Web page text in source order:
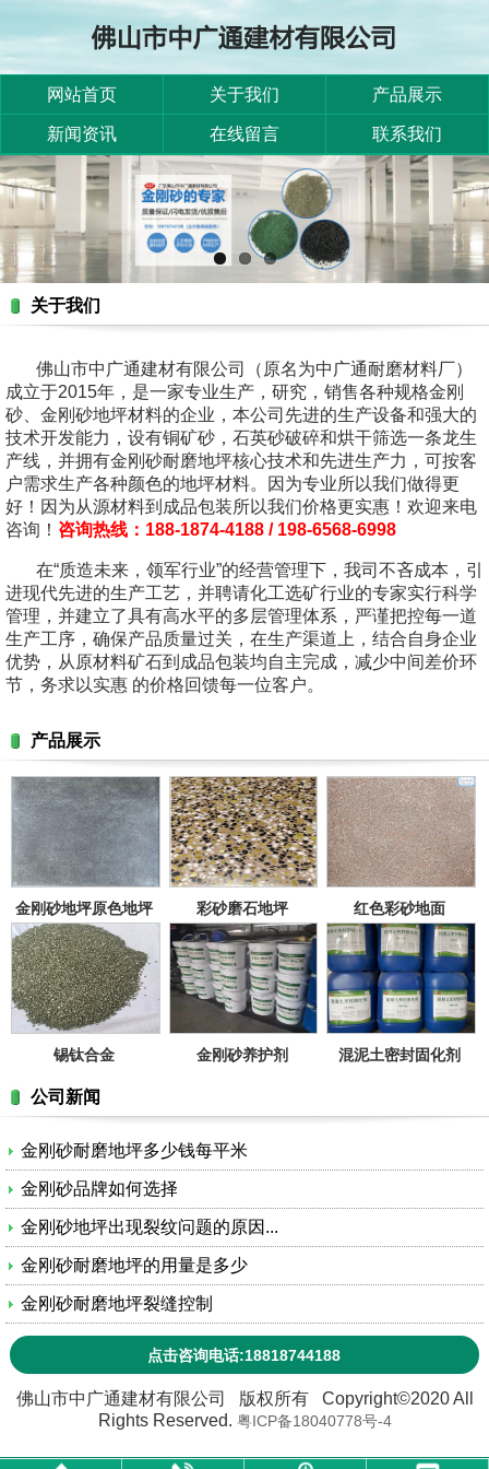
网站首页 关于我们 产品展示
新闻资讯 在线留言 联系我们
关于我们
佛山市中广通建材有限公司（原名为中广通耐磨材料厂）
成立于2015年，是一家专业生产，研究，销售各种规格金刚
砂、金刚砂地坪材料的企业，本公司先进的生产设备和强大的
技术开发能力，设有铜矿砂，石英砂破碎和烘干筛选一条龙生
产线，并拥有金刚砂耐磨地坪核心技术和先进生产力，可按客
户需求生产各种颜色的地坪材料。因为专业所以我们做得更
好！因为从源材料到成品包装所以我们价格更实惠！欢迎来电
咨询！ 咨询热线：188-1874-4188 / 198-6568-6998
在“质造未来，领军行业”的经营管理下，我司不吝成本，引
进现代先进的生产工艺，并聘请化工选矿行业的专家实行科学
管理，并建立了具有高水平的多层管理体系，严谨把控每一道
生产工序，确保产品质量过关，在生产渠道上，结合自身企业
优势，从原材料矿石到成品包装均自主完成，减少中间差价环
节，务求以实惠 的价格回馈每一位客户。
产品展示
金刚砂地坪原色地坪 彩砂磨石地坪 红色彩砂地面
锡钛合金 金刚砂养护剂 混泥土密封固化剂
公司新闻
金刚砂耐磨地坪多少钱每平米
金刚砂品牌如何选择
金刚砂地坪出现裂纹问题的原因...
金刚砂耐磨地坪的用量是多少
金刚砂耐磨地坪裂缝控制
点击咨询电话:18818744188
佛山市中广通建材有限公司 版权所有 Copyright©2020 All
Rights Reserved. 粤ICP备18040778号-4